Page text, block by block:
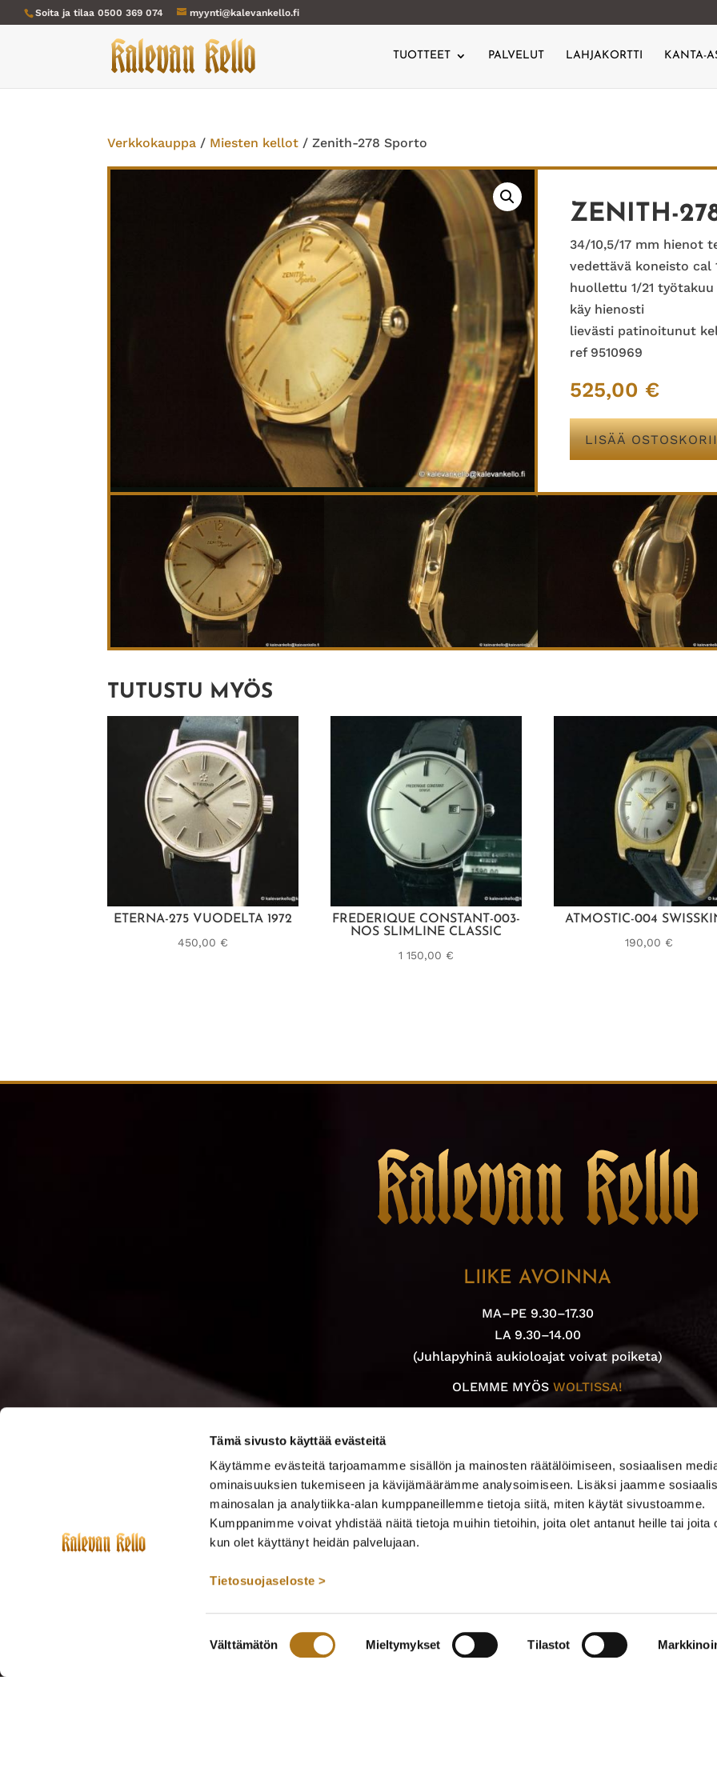
Tämä sivusto käyttää evästeitä
Käytämme evästeitä tarjoamamme sisällön ja mainosten räätälöimiseen, sosiaalisen
ominaisuuksien tukemiseen ja kävijämäärämme analysoimiseen. Lisäksi jaamme
mainosalan ja analytiikka-alan kumppaneillemme tietoja siitä, miten käytät sivustoamme.
Kumppanimme voivat yhdistää näitä tietoja muihin tietoihin, joita olet antanut heille tai joita
kun olet käyttänyt heidän palvelujaan.
Tietosuojaseloste >
valinta
Välttämätön Mieltymykset Tilastot
Soita ja tilaa 0500 369 074 myynti@kalevankello.fi
TUOTTEET PALVELUT LAHJAKORTTI KANTA-
Verkkokauppa / Miesten kellot / Zenith-278 Sporto
ZENITH-
34/10,5/17 mm hienot
vedettävä koneisto cal
huollettu 1/21 työtakuu
käy hienosti
lievästi patinoitunut
ref 9510969
525,00 €
LISÄÄ
TUTUSTU MYÖS
ETERNA-275 VUODELTA 1972
450,00 €
FREDERIQUE CONSTANT-003-
NOS SLIMLINE CLASSIC
1 150,00 €
ATMOSTIC-004
190,00 €
LIIKE AVOINNA
MA–PE 9.30–17.30
LA 9.30–14.00
(Juhlapyhinä aukioloajat voivat poiketa)
OLEMME MYÖSWOLTISSA!
0500 369 074
kalevankello@kalevankello.fi
TUOMIOKIRKONKATU 17, TAMPERE